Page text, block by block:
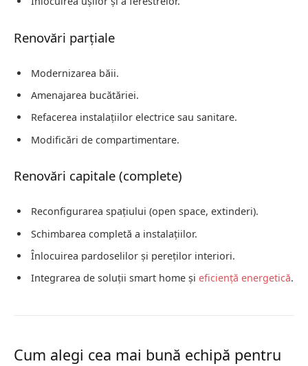
Renovări parțiale
Modernizarea băii.
Amenajarea bucătăriei.
Refacerea instalațiilor electrice sau sanitare.
Modificări de compartimentare.
Renovări capitale (complete)
Reconfigurarea spațiului (open space, extinderi).
Schimbarea completă a instalațiilor.
Înlocuirea pardoselilor și pereților interiori.
Integrarea de soluții smart home și eficiență energetică.
Cum alegi cea mai bună echipă pentru